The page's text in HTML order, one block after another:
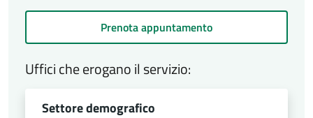
Prenota appuntamento
Uffici che erogano il servizio:
Settore demografico